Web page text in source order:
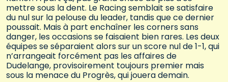
mettre sous la dent. Le Racing semblait se satisfaire
du nul sur la pelouse du leader, tandis que ce dernier
poussait. Mais à part enchaîner les corners sans
danger, les occasions se faisaient bien rares. Les deux
équipes se séparaient alors sur un score nul de 1-1, qui
n’arrangeait forcément pas les affaires de
Dudelange, provisoirement toujours premier mais
sous la menace du Progrès, qui jouera demain.